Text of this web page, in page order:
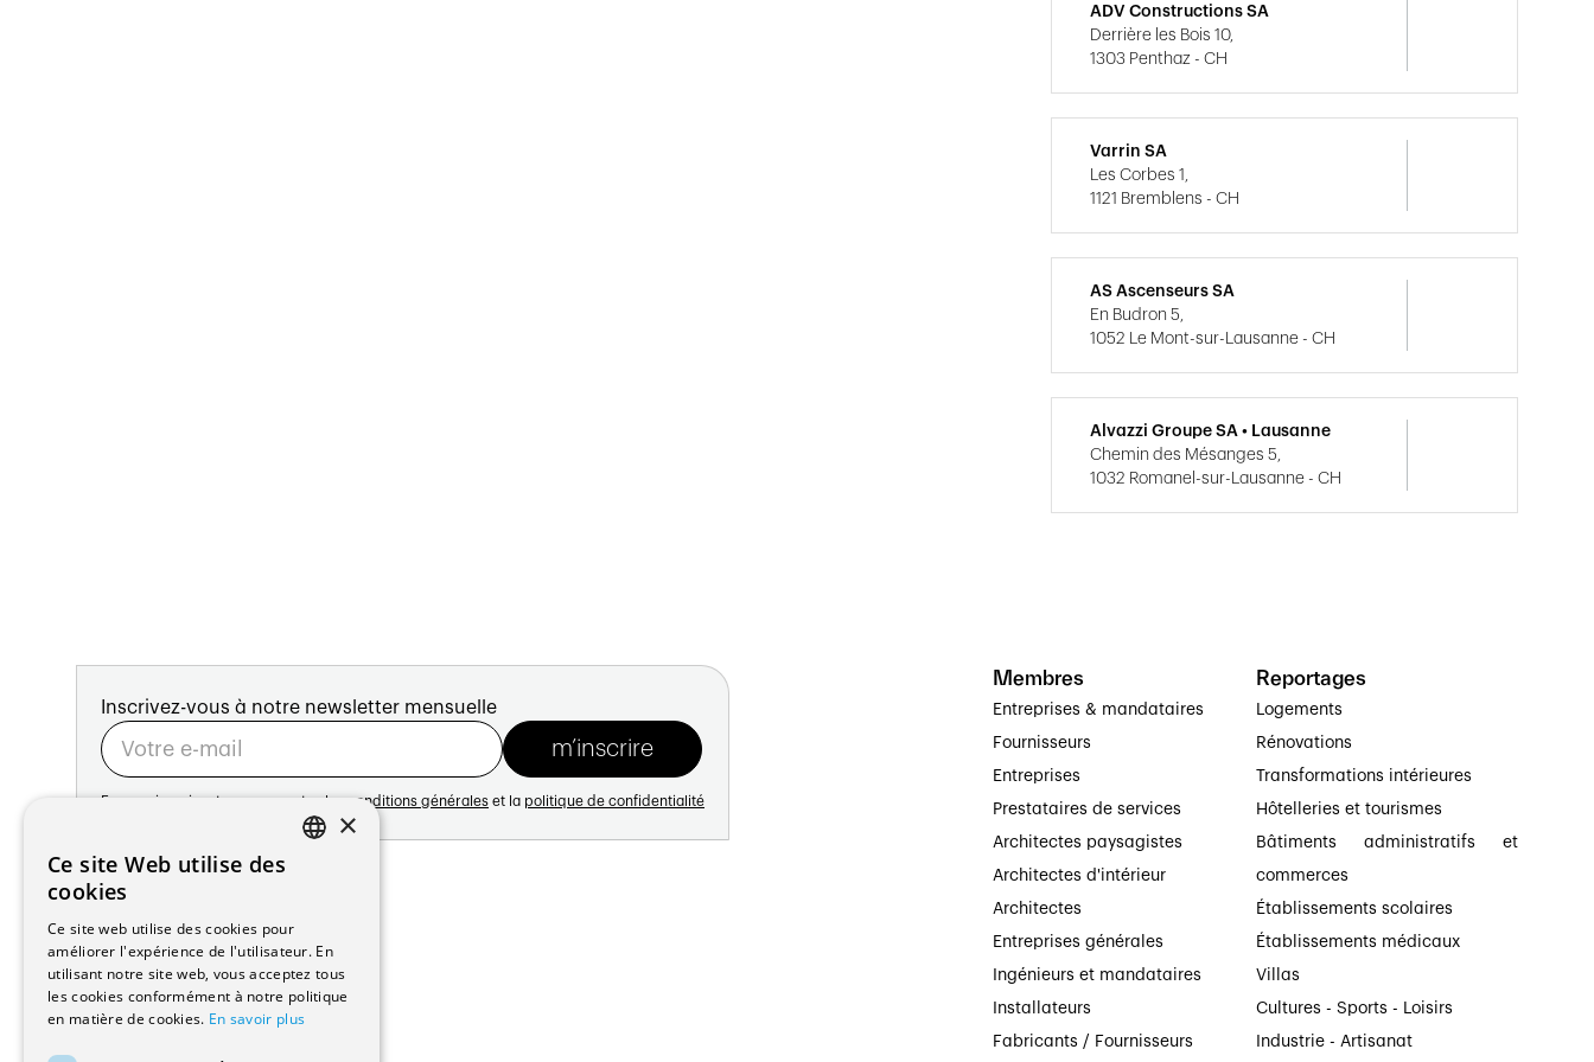
ADV Constructions SA
Derrière les Bois 10,
1303 Penthaz - CH
Varrin SA
Les Corbes 1,
1121 Bremblens - CH
AS Ascenseurs SA
En Budron 5,
1052 Le Mont-sur-Lausanne - CH
Alvazzi Groupe SA • Lausanne
Chemin des Mésanges 5,
1032 Romanel-sur-Lausanne - CH
Inscrivez-vous à notre newsletter mensuelle
En vous inscrivant vous acceptez les conditions générales et la politique de confidentialité
Adresse:
Avenue de Longemalle 21
1020 Renens
Suisse
Contact:
Édition: +41 21 635 16 82
Plateforme: +41 21 631 10 50
info@architectes.ch
Membres
Entreprises & mandataires
Fournisseurs
Entreprises
Prestataires de services
Architectes paysagistes
Architectes d'intérieur
Architectes
Entreprises générales
Ingénieurs et mandataires
Installateurs
Fabricants / Fournisseurs
Reportages
Logements
Rénovations
Transformations intérieures
Hôtelleries et tourismes
Bâtiments administratifs et
commerces
Établissements scolaires
Établissements médicaux
Villas
Cultures - Sports - Loisirs
Industrie - Artisanat
×
Ce site Web utilise des
cookies
Ce site web utilise des cookies pour
améliorer l'expérience de l'utilisateur. En
utilisant notre site web, vous acceptez tous
les cookies conformément à notre politique
en matière de cookies. En savoir plus